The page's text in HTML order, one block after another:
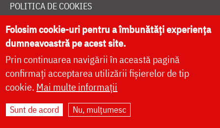
POLITICA DE COOKIES
DONEAZĂ ONLINE PENTRU CATEDRALA NAȚIONALĂ
LIVE
Site dezvoltat deDOXOLOGIA MEDIA
Arhiepiscopia Iașilor | ©
Folosim cookie-uri pentru a îmbunătăți experiența
dumneavoastră pe acest site.
Prin continuarea navigării în această pagină
confirmați acceptarea utilizării fișierelor de tip
cookie. Mai multe informații
Sunt de acord Nu, mulțumesc